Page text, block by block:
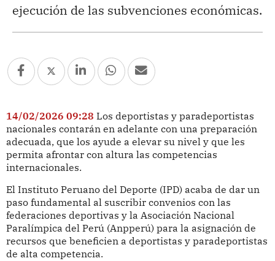
ejecución de las subvenciones económicas.
14/02/2026 09:28 Los deportistas y paradeportistas
nacionales contarán en adelante con una preparación
adecuada, que los ayude a elevar su nivel y que les
permita afrontar con altura las competencias
internacionales.
El Instituto Peruano del Deporte (IPD) acaba de dar un
paso fundamental al suscribir convenios con las
federaciones deportivas y la Asociación Nacional
Paralímpica del Perú (Anpperú) para la asignación de
recursos que beneficien a deportistas y paradeportistas
de alta competencia.